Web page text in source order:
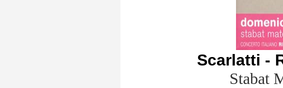
Scarlatti -
Stabat